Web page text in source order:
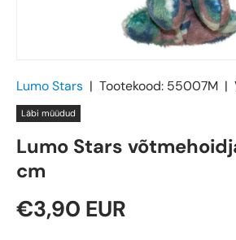
Lumo Stars | Tootekood: 55007M |
Läbi müüdud
Lumo Stars
cm
€3,90 EUR